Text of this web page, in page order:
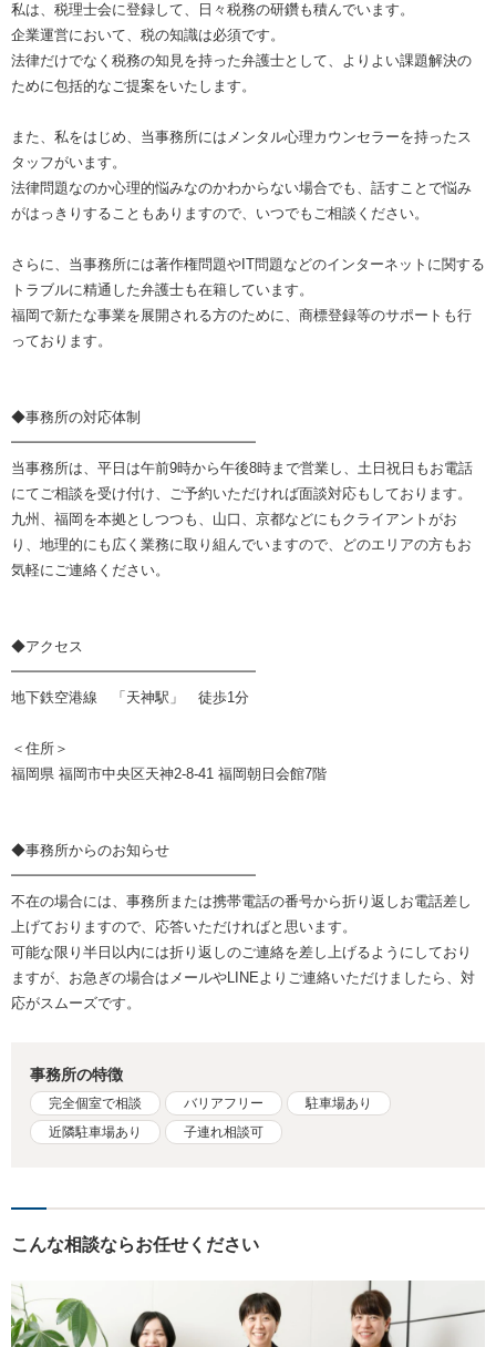
私は、税理士会に登録して、日々税務の研鑽も積んでいます。
企業運営において、税の知識は必須です。
法律だけでなく税務の知見を持った弁護士として、よりよい課題解決の
ために包括的なご提案をいたします。
また、私をはじめ、当事務所にはメンタル心理カウンセラーを持ったス
タッフがいます。
法律問題なのか心理的悩みなのかわからない場合でも、話すことで悩み
がはっきりすることもありますので、いつでもご相談ください。
さらに、当事務所には著作権問題やIT問題などのインターネットに関する
トラブルに精通した弁護士も在籍しています。
福岡で新たな事業を展開される方のために、商標登録等のサポートも行
っております。
◆事務所の対応体制
━━━━━━━━━━━━━━━━━
当事務所は、平日は午前9時から午後8時まで営業し、土日祝日もお電話
にてご相談を受け付け、ご予約いただければ面談対応もしております。
九州、福岡を本拠としつつも、山口、京都などにもクライアントがお
り、地理的にも広く業務に取り組んでいますので、どのエリアの方もお
気軽にご連絡ください。
◆アクセス
━━━━━━━━━━━━━━━━━
地下鉄空港線 「天神駅」 徒歩1分
＜住所＞
福岡県 福岡市中央区天神2-8-41 福岡朝日会館7階
◆事務所からのお知らせ
━━━━━━━━━━━━━━━━━
不在の場合には、事務所または携帯電話の番号から折り返しお電話差し
上げておりますので、応答いただければと思います。
可能な限り半日以内には折り返しのご連絡を差し上げるようにしており
ますが、お急ぎの場合はメールやLINEよりご連絡いただけましたら、対
応がスムーズです。
事務所の特徴
完全個室で相談 バリアフリー
駐車場あり
近隣駐車場あり
子連れ相談可
こんな相談ならお任せください